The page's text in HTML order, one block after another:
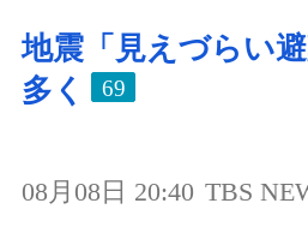
地震「見えづらい
多く
69
08月08日 20:40 TBS